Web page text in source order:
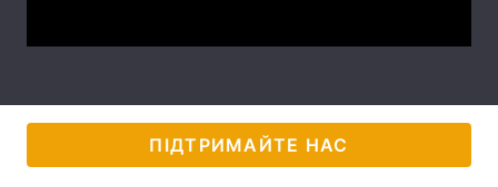
ПІДТРИМАЙТЕ НАС